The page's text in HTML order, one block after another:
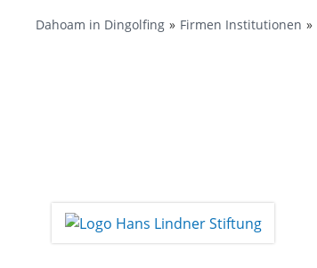
Dahoam in Dingolfing Firmen Institutionen